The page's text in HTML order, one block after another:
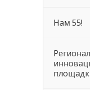
Нам 55!